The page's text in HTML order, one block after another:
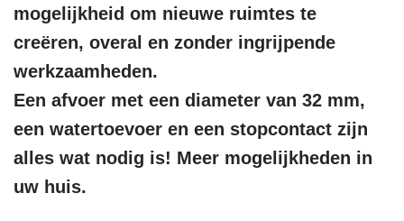
mogelijkheid om nieuwe ruimtes te
creëren, overal en zonder ingrijpende
werkzaamheden.
Een afvoer met een diameter van 32 mm,
een watertoevoer en een stopcontact zijn
alles wat nodig is! Meer mogelijkheden in
uw huis.